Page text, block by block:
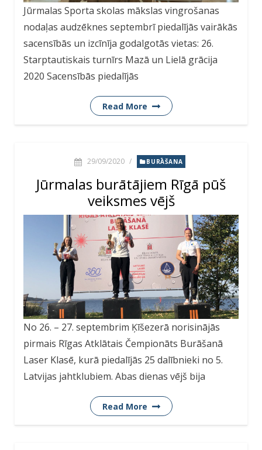
Jūrmalas Sporta skolas mākslas vingrošanas
nodaļas audzēknes septembrī piedalījās vairākās
sacensībās un izcīnīja godalgotās vietas: 26.
Starptautiskais turnīrs Mazā un Lielā grācija
2020 Sacensībās piedalījās
Read More
29/09/2020 / BURĀŠANA
Jūrmalas burātājiem Rīgā pūš
veiksmes vējš
No 26. – 27. septembrim Ķīšezerā norisinājās
pirmais Rīgas Atklātais Čempionāts Burāšanā
Laser Klasē, kurā piedalījās 25 dalībnieki no 5.
Latvijas jahtklubiem. Abas dienas vējš bija
Read More